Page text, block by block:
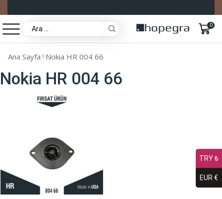
0
Ana Sayfa Nokia HR 004 66
Nokia HR 004 66
TRY ₺
EUR €